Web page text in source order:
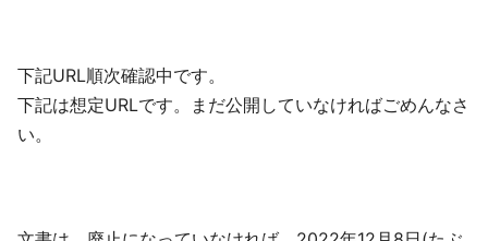
下記URL順次確認中です。
下記は想定URLです。まだ公開していなければごめんなさ
い。